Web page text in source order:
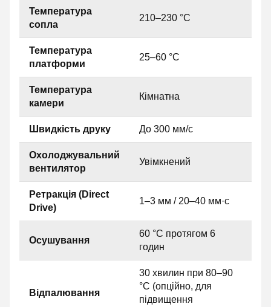
Температура
сопла
210–230 °C
Температура
платформи
25–60 °C
Температура
камери
Кімнатна
Швидкість друку До 300 мм/с
Охолоджувальний
вентилятор
Увімкнений
Ретракція (Direct
Drive)
1–3 мм / 20–40 мм·с
Осушування
60 °C протягом 6
годин
Відпалювання
30 хвилин при 80–90
°C (опційно, для
підвищення